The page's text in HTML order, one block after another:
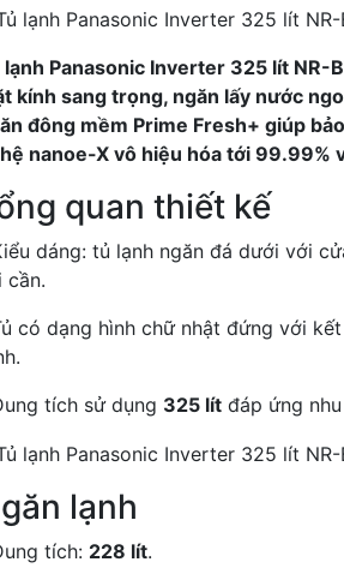
lạnh Panasonic Inverter 325 lít NR-
kính sang trọng, ngăn lấy nước
đông mềm Prime Fresh+ giúp
nanoe-X vô hiệu hóa tới 99.99%
quan thiết kế
dáng: tủ lạnh ngăn đá dưới với
cần.
có dạng hình chữ nhật đứng với
tích sử dụng 325 lít đáp ứng
lạnh
tích: 228 lít.